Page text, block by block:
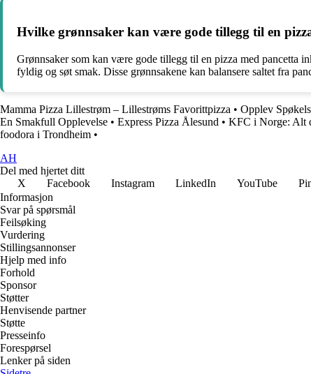
Hvilke grønnsaker kan være gode tillegg til en
Grønnsaker som kan være gode tillegg til en pizza med pancetta
fyldig og søt smak. Disse grønnsakene kan balansere saltet fra
Mamma Pizza Lillestrøm – Lillestrøms Favorittpizza • Opplev
En Smakfull Opplevelse • Express Pizza Ålesund • KFC i Norge: Alt
foodora i Trondheim •
AH
Del med hjertet ditt
X
Facebook Instagram LinkedIn YouTube
Informasjon
Svar på spørsmål
Feilsøking
Vurdering
Stillingsannonser
Hjelp med info
Forhold
Sponsor
Støtter
Henvisende partner
Støtte
Presseinfo
Forespørsel
Lenker på siden